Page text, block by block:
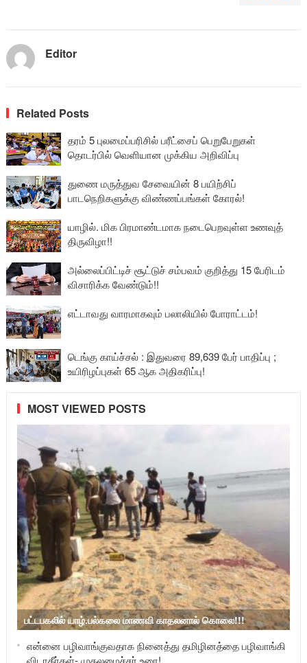
Editor
Related Posts
தரம் 5 புலமைப்பரிசில் பரீட்சைப் பெறுபேறுகள்
தொடர்பில் வெளியான முக்கிய அறிவிப்பு
துணை மருத்துவ சேவையின் 8 பயிற்சிப்
பாடநெறிகளுக்கு விண்ணப்பங்கள் கோரல்!
யாழில். மிக பிரமாண்டமாக நடைபெறவுள்ள உணவுத்
திருவிழா!!
அல்லைப்பிட்டிச் சூட்டுச் சம்பவம் குறித்து 15 பேரிடம்
விசாரிக்க வேண்டும்!!
எட்டாவது வாரமாகவும் பலாலியில் போராட்டம்!
டெங்கு காய்ச்சல் : இதுவரை 89,639 பேர் பாதிப்பு ;
உயிரிழப்புகள் 65 ஆக அதிகரிப்பு!
MOST VIEWED POSTS
பட்டபகலில் யாழ்.பல்கலை மாணவி காதலனால் கொலை!!!
என்னை பழிவாங்குவதாக நினைத்து தமிழினத்தை பழிவாங்கி
விடாதீர்கள்- முதலமைச்சர் உரை!